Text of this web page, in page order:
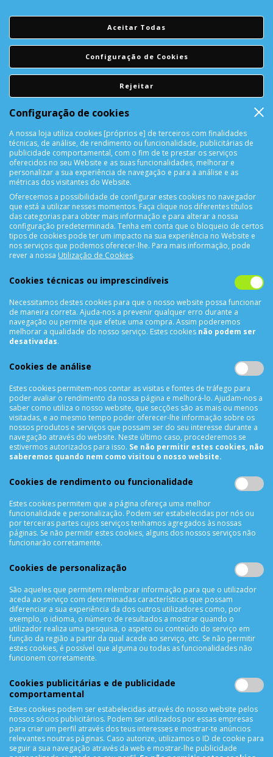
Encomendas acima de 150€
Consulte aqui a sua reparação
DEVOLUÇÕES
Devolução Garantida!
SUPORTE ONLINE
CONTACTOS
4450-042 Matosinhos Portugal
comercial@cellrepair.pt
vendas@cellrepair.pt
229 380 496 Chamada para a rede fixa nacional
910991733
Segunda a Sexta das 10h00 às 19h00
Sábado das 9h00 às 13h00
INFORMAÇÕES
Termos & Condições
Política de Privacidade
Trocas & Devoluções
Métodos de Pagamento
Resolução de Litígios
Livro de reclamações
APOIO AO CLIENTE
Criar Conta
As Minhas Encomendas
Lista de Desejos
Solicitar uma Devolução
Expedição
Utilização de Cookies
NEWSLETTER
Aceitar Todas
Configuração de Cookies
Rejeitar
Configuração de cookies
A nossa loja utiliza cookies [próprios e] de terceiros com finalidades
técnicas, de análise, de rendimento ou funcionalidade, publicitárias de
publicidade comportamental, com o fim de te prestar os serviços
oferecidos no seu Website e as suas funcionalidades, melhorar e
personalizar a sua experiência de navegação e para a análise e as
métricas dos visitantes do Website.
Oferecemos a possibilidade de configurar estes cookies no navegador
que está a utilizar nesses momentos. Faça clique nos diferentes títulos
das categorias para obter mais informação e para alterar a nossa
configuração predeterminada. Tenha em conta que o bloqueio de certos
tipos de cookies pode ter um impacto na sua experiência no Website e
nos serviços que podemos oferecer-lhe. Para mais informação, pode
rever a nossa Utilização de Cookies.
Cookies técnicas ou imprescindíveis
Necessitamos destes cookies para que o nosso website possa funcionar
de maneira correta. Ajuda-nos a prevenir qualquer erro durante a
navegação ou permite que efetue uma compra. Assim poderemos
melhorar a qualidade do nosso serviço. Estes cookies não podem ser
desativadas.
Cookies de análise
Estes cookies permitem-nos contar as visitas e fontes de tráfego para
poder avaliar o rendimento da nossa página e melhorá-lo. Ajudam-nos a
saber como utiliza o nosso website, que secções são as mais ou menos
visitadas, e ao mesmo tempo poder oferecer-lhe informação sobre os
nossos produtos e serviços que possam ser do seu interesse durante a
navegação através do website. Neste último caso, procederemos se
estivermos autorizados para isso. Se não permitir estes cookies, não
saberemos quando nem como visitou o nosso website.
Cookies de rendimento ou funcionalidade
Estes cookies permitem que a página ofereça uma melhor
funcionalidade e personalização. Podem ser estabelecidas por nós ou
por terceiras partes cujos serviços tenhamos agregados às nossas
páginas. Se não permitir estes cookies, alguns dos nossos serviços não
funcionarão corretamente.
Cookies de personalização
São aqueles que permitem relembrar informação para que o utilizador
aceda ao serviço com determinadas características que possam
diferenciar a sua experiência da dos outros utilizadores como, por
exemplo, o idioma, o número de resultados a mostrar quando o
utilizador realiza uma pesquisa, o aspeto ou conteúdo do serviço em
função da região a partir da qual acede ao serviço, etc. Se não permitir
estes cookies, é possível que alguma ou todas as funcionalidades não
funcionem corretamente.
Cookies publicitárias e de publicidade
comportamental
Estes cookies podem ser estabelecidas através do nosso website pelos
nossos sócios publicitários. Podem ser utilizados por essas empresas
para criar um perfil através dos teus interesses e mostrar-te anúncios
relevantes noutras páginas. Caso autorize, utilizamos o ID de cookie para
seguir a sua navegação através da web e mostrar-lhe publicidade